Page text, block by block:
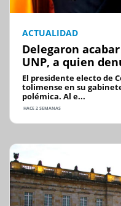
ACTUALIDAD
Delegaron
UNP, a quien
El presidente electo de
tolimense en su
polémica. Al e...
HACE 2 SEMANAS